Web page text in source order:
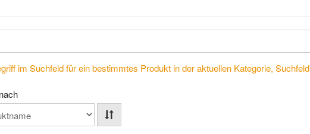
im Suchfeld für ein bestimmtes Produkt in der aktuellen Kategorie,